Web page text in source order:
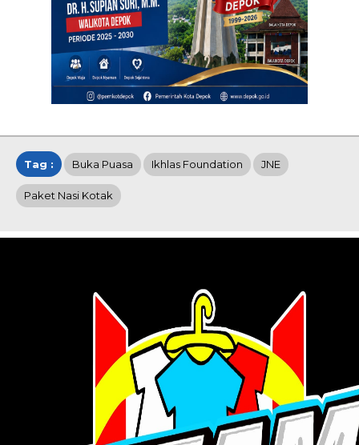
Tag : Buka Puasa Ikhlas Foundation JNE
Paket Nasi Kotak